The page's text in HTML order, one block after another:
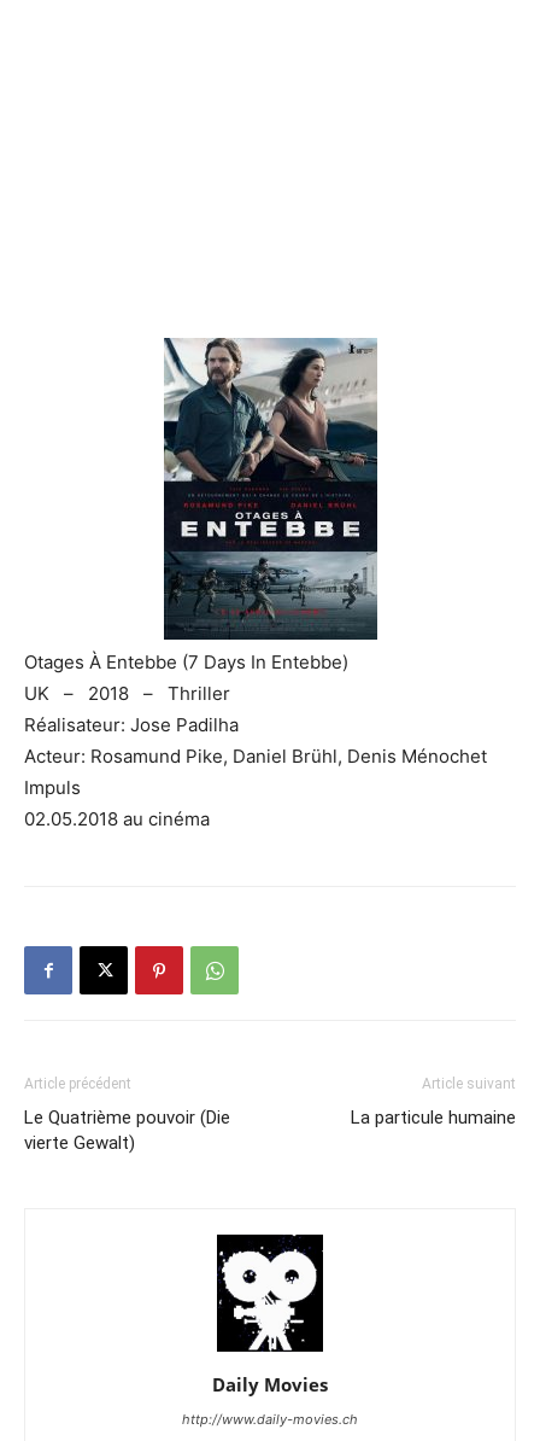
Otages À Entebbe (7 Days In Entebbe)
UK – 2018 – Thriller
Réalisateur: Jose Padilha
Acteur: Rosamund Pike, Daniel Brühl, Denis Ménochet
Impuls
02.05.2018 au cinéma
Article précédent
Le Quatrième pouvoir (Die
vierte Gewalt)
Article suivant
La particule humaine
Daily Movies
http://www.daily-movies.ch